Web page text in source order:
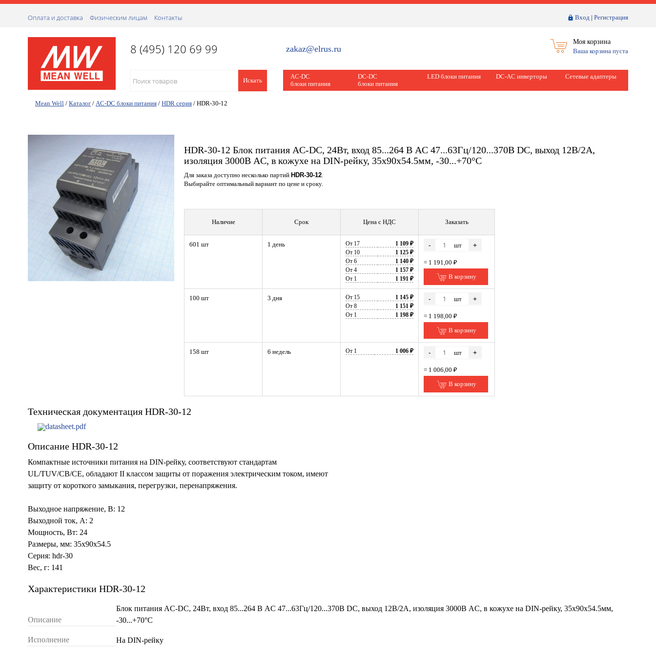
Вход | Регистрация
Оплата и доставка Физическим лицам Контакты
8 (495) 120 69 99 zakaz@elrus.ru
Моя корзина
Ваша корзина пуста
Искать
AC-DC
блоки питания
DC-DC
блоки питания
LED блоки питания DC-AC инверторы Сетевые адаптеры
Mean Well / Каталог / AC-DC блоки питания / HDR серия / HDR-30-12
HDR-30-12 Блок питания AC-DC, 24Вт, вход 85...264 В AC 47...63Гц/120...370В DC, выход 12В/2А,
изоляция 3000В AC, в кожухе на DIN-рейку, 35х90х54.5мм, -30...+70°С
Для заказа доступно несколько партий HDR-30-12
Выбирайте оптимальный вариант по цене и сроку.
Наличие Срок Цена с НДС Заказать
601 шт 1 день От 17
1 109 ₽
От 10
1 125 ₽
От 6
1 140 ₽
От 4
1 157 ₽
От 1
1 191 ₽
- шт +
= 1 191,00 ₽
В корзину
100 шт 3 дня От 15
1 145 ₽
От 8
1 151 ₽
От 1
1 198 ₽
- шт +
= 1 198,00 ₽
В корзину
158 шт 6 недель От 1 1 006 ₽ - шт +
= 1 006,00 ₽
В корзину
Техническая документация HDR-30-12
datasheet.pdf
Описание HDR-30-12
Компактные источники питания на DIN-рейку, соответствуют стандартам
UL/TUV/CB/CE, обладают II классом защиты от поражения электрическим током, имеют
защиту от короткого замыкания, перегрузки, перенапряжения.
Выходное напряжение, В: 12
Выходной ток, А: 2
Мощность, Вт: 24
Размеры, мм: 35x90x54.5
Серия: hdr-30
Вес, г: 141
Характеристики HDR-30-12
Описание
Блок питания AC-DC, 24Вт, вход 85...264 В AC 47...63Гц/120...370В DC, выход 12В/2А, изоляция 3000В AC, в кожухе на DIN-рейку, 35х90х54.5мм,
-30...+70°С
Исполнение На DIN-рейку